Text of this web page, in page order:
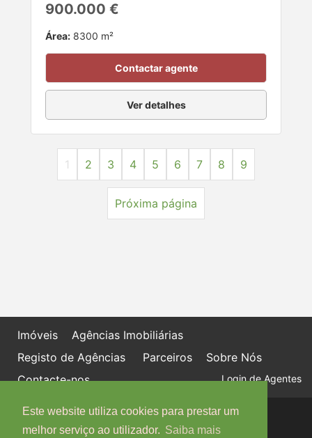
Este website utiliza cookies para prestar um
melhor serviço ao utilizador. Saiba mais
900.000 €
Área: 8300 m²
Contactar agente
Ver detalhes
1 2 3 4 5 6 7 8 9
Próxima página
Imóveis
Agências Imobiliárias
Registo de Agências
Parceiros
Sobre Nós
Contacte-nos
Login de Agentes
Política de proteção de dados
Livro de Reclamações online